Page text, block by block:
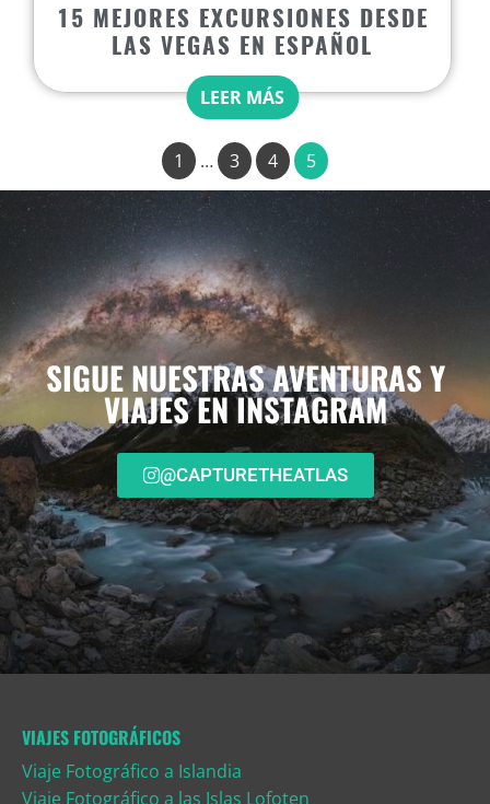
15 MEJORES EXCURSIONES DESDE
LAS VEGAS EN ESPAÑOL
LEER MÁS
1 … 3 4 5
SIGUE NUESTRAS AVENTURAS Y
VIAJES EN INSTAGRAM
@CAPTURETHEATLAS
VIAJES FOTOGRÁFICOS
Viaje Fotográfico a Islandia
Viaje Fotográfico a las Islas Lofoten